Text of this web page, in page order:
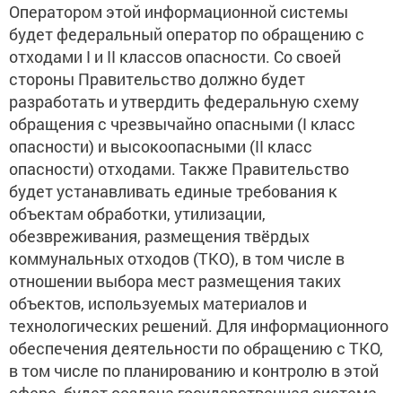
Оператором этой информационной системы
будет федеральный оператор по обращению с
отходами I и II классов опасности. Со своей
стороны Правительство должно будет
разработать и утвердить федеральную схему
обращения с чрезвычайно опасными (I класс
опасности) и высокоопасными (II класс
опасности) отходами. Также Правительство
будет устанавливать единые требования к
объектам обработки, утилизации,
обезвреживания, размещения твёрдых
коммунальных отходов (ТКО), в том числе в
отношении выбора мест размещения таких
объектов, используемых материалов и
технологических решений. Для информационного
обеспечения деятельности по обращению с ТКО,
в том числе по планированию и контролю в этой